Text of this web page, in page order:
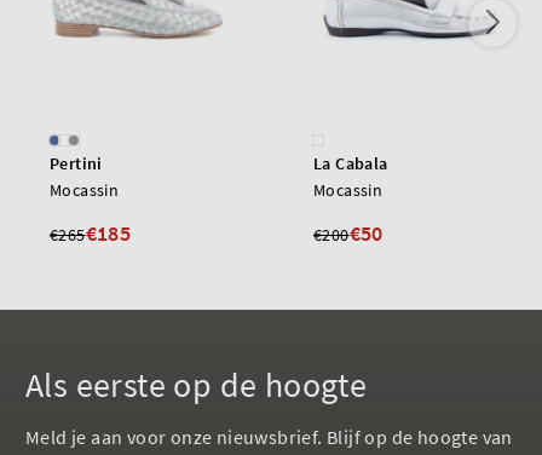
Pertini
Mocassin
€265€185
La Cabala
Mocassin
€200€50
Als eerste op de hoogte
Meld je aan voor onze nieuwsbrief. Blijf op de hoogte van